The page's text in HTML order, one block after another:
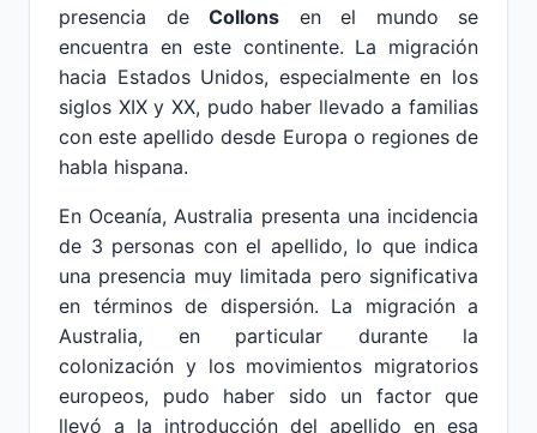
presencia de Collons en el mundo se
encuentra en este continente. La migración
hacia Estados Unidos, especialmente en los
siglos XIX y XX, pudo haber llevado a familias
con este apellido desde Europa o regiones de
habla hispana.
En Oceanía, Australia presenta una incidencia
de 3 personas con el apellido, lo que indica
una presencia muy limitada pero significativa
en términos de dispersión. La migración a
Australia, en particular durante la
colonización y los movimientos migratorios
europeos, pudo haber sido un factor que
llevó a la introducción del apellido en esa